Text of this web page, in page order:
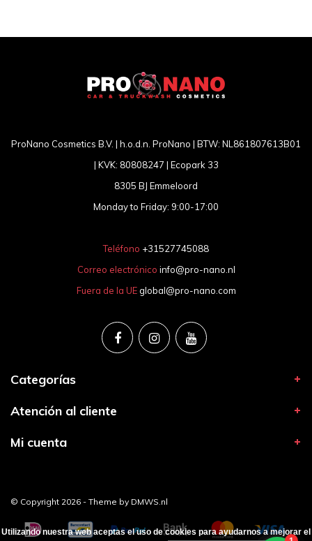
ProNano Cosmetics B.V. | h.o.d.n. ProNano | BTW: NL861807613B01
| KVK: 80808247 | Ecopark 33
8305 BJ Emmeloord
Monday to Friday: 9:00-17:00
Teléfono +31527745088
Correo electrónico info@pro-nano.nl
Fuera de la UE global@pro-nano.com
Categorías
Atención al cliente
Mi cuenta
© Copyright 2026 - Theme by DMWS.nl
Utilizando nuestra web aceptas el uso de cookies para ayudarnos a mejorar el